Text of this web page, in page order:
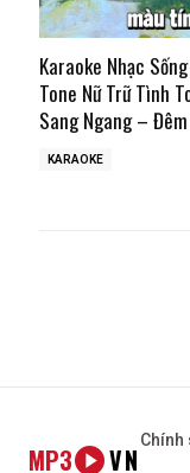
Karaoke Nhạc
Tone Nữ Trữ Tình
Sang Ngang –
KARAOKE
MP3 VN
Chính